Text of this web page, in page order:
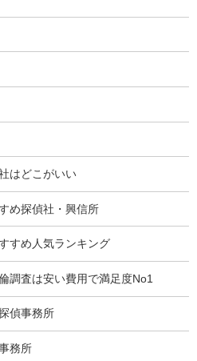
はどこがいい
め探偵社・興信所
すめ人気ランキング
調査は安い費用で満足度No1
偵事務所
務所